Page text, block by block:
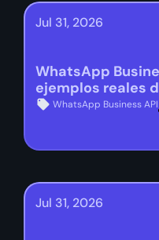
Jul 31, 2026
WhatsApp
ejemplos reales
WhatsApp Business API
Jul 31, 2026